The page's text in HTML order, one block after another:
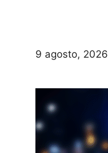
9 agosto, 2026